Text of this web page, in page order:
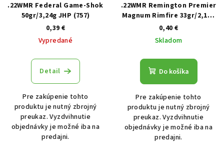
.22WMR Federal Game-Shok
50gr/3,24g JHP (757)
0,39 €
Vypredané
Detail
Pre zakúpenie tohto
produktu je nutný zbrojný
preukaz. Vyzdvihnutie
objednávky je možné iba na
predajni.
.22WMR Remington Premier
Magnum Rimfire 33gr/2,14g
AccuTip-V (21184)
0,40 €
Skladom
Do košíka
Pre zakúpenie tohto
produktu je nutný zbrojný
preukaz. Vyzdvihnutie
objednávky je možné iba na
predajni.